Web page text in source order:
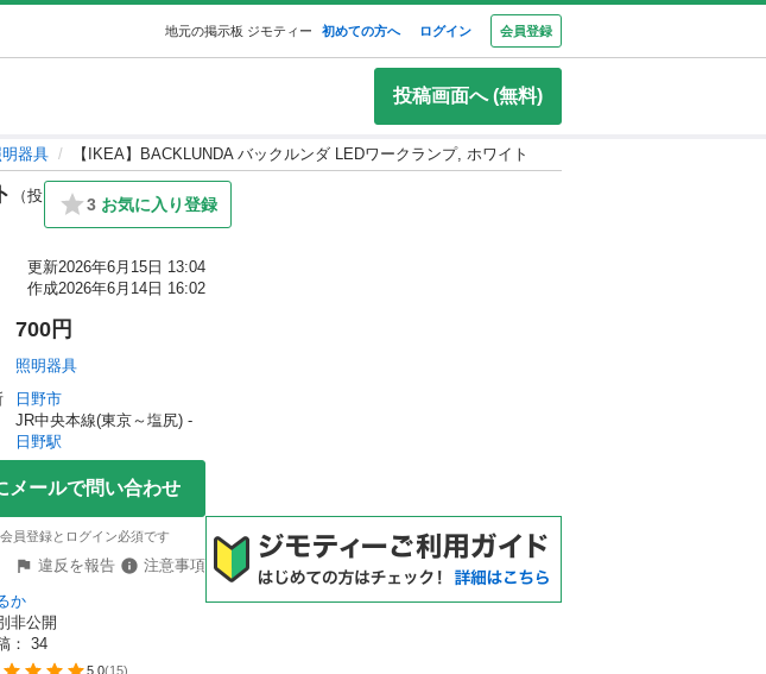
地元の掲示板 ジモティー 初めての方へ ログイン 会員登録
投稿画面へ (無料)
明器具 【IKEA】BACKLUNDA バックルンダ LEDワークランプ, ホワイト
（投
3 お気に入り登録
更新2026年6月15日 13:04
作成2026年6月14日 16:02
700円
照明器具
日野市
日野駅
メールで問い合わせ
員登録とログイン必須です
違反を報告
注意事項
か
非公開
： 34
5.0(15)